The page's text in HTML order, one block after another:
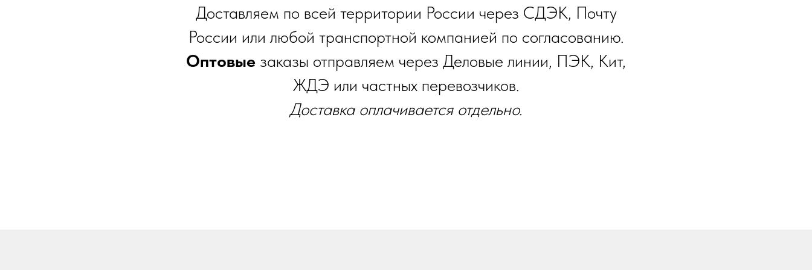
Доставляем по всей территории России через СДЭК, Почту
России или любой транспортной компанией по согласованию.
Оптовые заказы отправляем через Деловые линии, ПЭК, Кит,
ЖДЭ или частных перевозчиков.
Доставка оплачивается отдельно.